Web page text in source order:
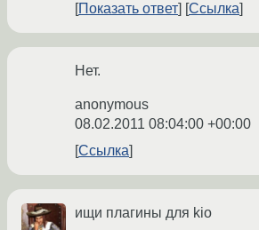
Показать ответ
Ссылка
Нет.
anonymous
08.02.2011 08:04:00 +00:00
Ссылка
ищи плагины для kio